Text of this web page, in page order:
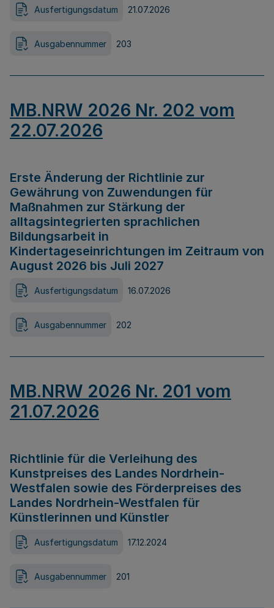
Ausfertigungsdatum 21.07.2026
Ausgabennummer 203
MB.NRW 2026 Nr. 202 vom
22.07.2026
Erste Änderung der Richtlinie zur
Gewährung von Zuwendungen für
Maßnahmen zur Stärkung der
alltagsintegrierten sprachlichen
Bildungsarbeit in
Kindertageseinrichtungen im Zeitraum von
August 2026 bis Juli 2027
Ausfertigungsdatum 16.07.2026
Ausgabennummer 202
MB.NRW 2026 Nr. 201 vom
21.07.2026
Richtlinie für die Verleihung des
Kunstpreises des Landes Nordrhein-
Westfalen sowie des Förderpreises des
Landes Nordrhein-Westfalen für
Künstlerinnen und Künstler
Ausfertigungsdatum 17.12.2024
Ausgabennummer 201